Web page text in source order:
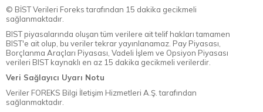
© BİST Verileri Foreks tarafından 15 dakika gecikmeli
sağlanmaktadır.
BIST piyasalarında oluşan tüm verilere ait telif hakları tamamen
BIST'e ait olup, bu veriler tekrar yayınlanamaz. Pay Piyasası,
Borçlanma Araçları Piyasası, Vadeli İşlem ve Opsiyon Piyasası
verileri BIST kaynaklı en az 15 dakika gecikmeli verilerdir.
Veri Sağlayıcı Uyarı Notu
Veriler FOREKS Bilgi İletişim Hizmetleri A.Ş. tarafından
sağlanmaktadır.